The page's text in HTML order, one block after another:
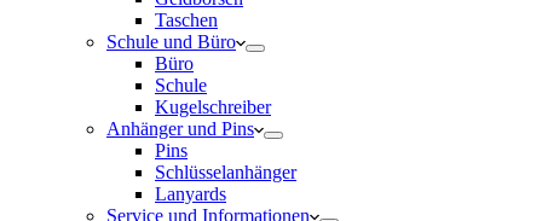
Taschen
Schule und Büro
Büro
Schule
Kugelschreiber
Anhänger und Pins
Pins
Schlüsselanhänger
Lanyards
Service und Informationen